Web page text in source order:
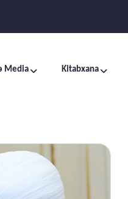
Media Kitabxana